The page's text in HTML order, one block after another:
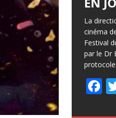
La
cinéma
Festival
par le Dr
protocole
F